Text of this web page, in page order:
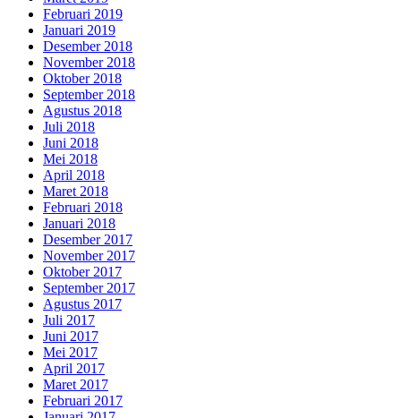
Februari 2019
Januari 2019
Desember 2018
November 2018
Oktober 2018
September 2018
Agustus 2018
Juli 2018
Juni 2018
Mei 2018
April 2018
Maret 2018
Februari 2018
Januari 2018
Desember 2017
November 2017
Oktober 2017
September 2017
Agustus 2017
Juli 2017
Juni 2017
Mei 2017
April 2017
Maret 2017
Februari 2017